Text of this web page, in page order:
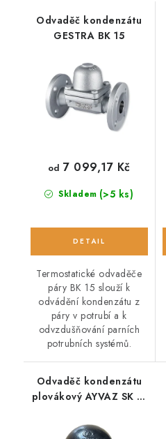
Odvaděč kondenzátu
GESTRA BK 15
Skladem (>5 ks)
od 7 099,17 Kč
Termostatické odvaděče
páry BK 15 slouží k
odvádění kondenzátu z
páry v potrubí a k
odvzdušňování parních
potrubních systémů.
Odvaděč kondenzátu
plovákový AYVAZ SK 51